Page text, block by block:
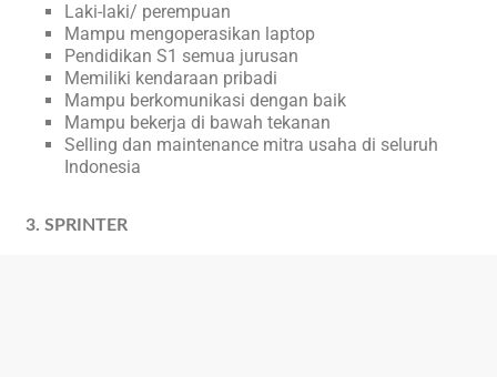
Laki-laki/ perempuan
Mampu mengoperasikan laptop
Pendidikan S1 semua jurusan
Memiliki kendaraan pribadi
Mampu berkomunikasi dengan baik
Mampu bekerja di bawah tekanan
Selling dan maintenance mitra usaha di seluruh
Indonesia
3. SPRINTER